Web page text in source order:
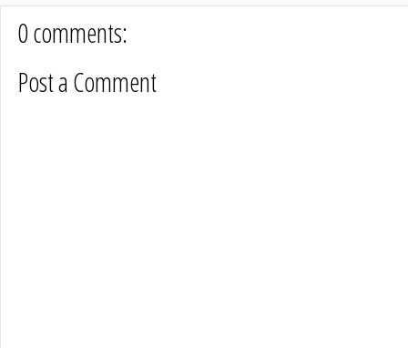
0 comments:
Post a Comment